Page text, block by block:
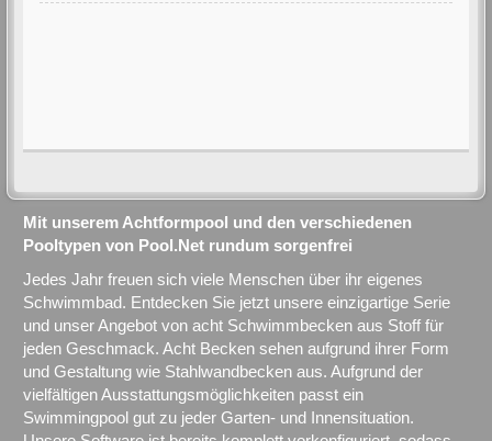
Mit unserem Achtformpool und den verschiedenen
Pooltypen von Pool.Net rundum sorgenfrei
Jedes Jahr freuen sich viele Menschen über ihr eigenes
Schwimmbad. Entdecken Sie jetzt unsere einzigartige Serie
und unser Angebot von acht Schwimmbecken aus Stoff für
jeden Geschmack. Acht Becken sehen aufgrund ihrer Form
und Gestaltung wie Stahlwandbecken aus. Aufgrund der
vielfältigen Ausstattungsmöglichkeiten passt ein
Swimmingpool gut zu jeder Garten- und Innensituation.